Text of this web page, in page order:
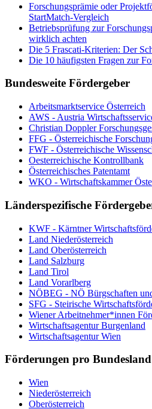
Forschungsprämie oder
StartMatch-Vergleich
Betriebsprüfung zur
wirklich achten
Die 5 Frascati-Kriterien: Der
Die 10 häufigsten Fragen zur
Bundesweite Fördergeber
Arbeitsmarktservice Österreich
AWS - Austria
Christian Doppler
FFG - Österreichische
FWF - Österreichische
Oesterreichische Kontrollbank
Österreichisches Patentamt
WKO - Wirtschaftskammer
Länderspezifische
KWF - Kärntner
Land Niederösterreich
Land Oberösterreich
Land Salzburg
Land Tirol
Land Vorarlberg
NÖBEG - NÖ Bürgschaften
SFG - Steirische
Wiener Arbeitnehmer*innen
Wirtschaftsagentur Burgenland
Wirtschaftsagentur Wien
Förderungen pro Bundesland
Wien
Niederösterreich
Oberösterreich